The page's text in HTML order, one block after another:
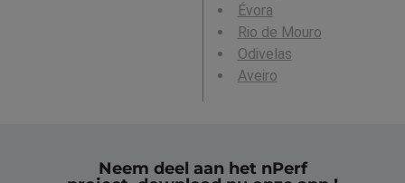
Évora
Rio de Mouro
Odivelas
Aveiro
Neem deel aan het nPerf